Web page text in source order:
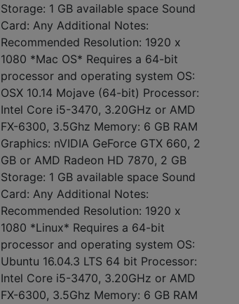
Storage: 1 GB available space Sound
Card: Any Additional Notes:
Recommended Resolution: 1920 x
1080 *Mac OS* Requires a 64-bit
processor and operating system OS:
OSX 10.14 Mojave (64-bit) Processor:
Intel Core i5-3470, 3.20GHz or AMD
FX-6300, 3.5Ghz Memory: 6 GB RAM
Graphics: nVIDIA GeForce GTX 660, 2
GB or AMD Radeon HD 7870, 2 GB
Storage: 1 GB available space Sound
Card: Any Additional Notes:
Recommended Resolution: 1920 x
1080 *Linux* Requires a 64-bit
processor and operating system OS:
Ubuntu 16.04.3 LTS 64 bit Processor:
Intel Core i5-3470, 3.20GHz or AMD
FX-6300, 3.5Ghz Memory: 6 GB RAM